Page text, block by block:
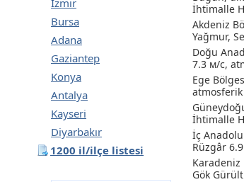
Izmir
Bursa
Adana
Gaziantep
Konya
Antalya
Kayseri
Diyarbakır
1200 il/ilçe listesi
İhtimalle
Akdeniz
Yağmur,
Doğu
7.3 м/с,
Ege
atmosferik
İhtimalle
İç
Rüzgâr
Karadeniz
Gök